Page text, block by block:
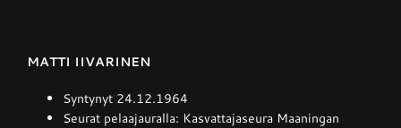
MATTI IIVARINEN
Syntynyt 24.12.1964
Seurat pelaajauralla: Kasvattajaseura Maaningan